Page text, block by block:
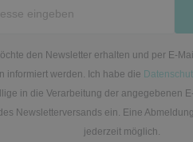
den Newsletter erhalten und per E-
informiert werden. Ich habe die
in die Verarbeitung der angegebenen
Newsletterversands ein. Eine
jederzeit möglich.